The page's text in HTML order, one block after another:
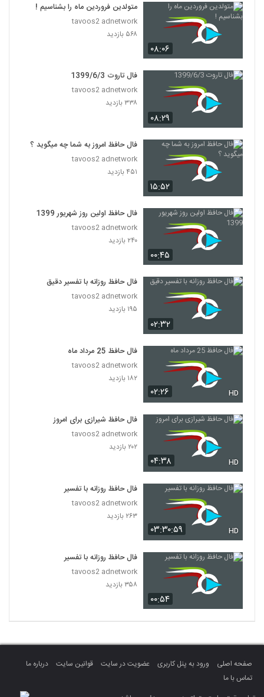
۰۸:۰۶
متولدین فروردین ماه را بشناسیم !
tavoos2 adnetwork
۵۶۸ بازدید
۰۸:۲۹
فال تاروت 1399/6/3
tavoos2 adnetwork
۳۳۸ بازدید
۱۵:۵۲
فال حافظ امروز به شما چه میگوید ؟
tavoos2 adnetwork
۴۵۱ بازدید
۰۰:۴۵
فال حافظ اولین روز شهریور 1399
tavoos2 adnetwork
۲۴۰ بازدید
۰۲:۳۲
فال حافظ روزانه با تفسیر دقیق
tavoos2 adnetwork
۱۹۵ بازدید
۰۲:۲۶ HD
فال حافظ 25 مرداد ماه
tavoos2 adnetwork
۱۸۲ بازدید
۰۴:۳۸ HD
فال حافظ شیرازی برای امروز
tavoos2 adnetwork
۲۰۲ بازدید
۰۳:۳۰:۵۹ HD
فال حافظ روزانه با تفسیر
tavoos2 adnetwork
۲۶۳ بازدید
۰۰:۵۴
فال حافظ روزانه با تفسیر
tavoos2 adnetwork
۳۵۸ بازدید
صفحه اصلی ورود به پنل کاربری عضویت در سایت قوانین سایت
درباره ما
تماس با ما